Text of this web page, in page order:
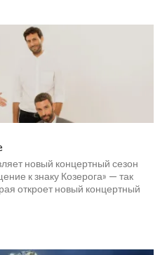
новый концертный сезон
к знаку Козерога» — так
откроет новый концертный